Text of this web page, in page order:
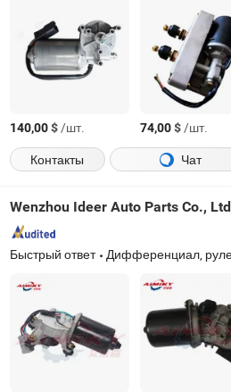
140,00$/шт. 74,00$/шт.
Контакты
Чат
Wenzhou Ideer Auto Parts Co., Ltd
Быстрый ответ Дифференциал, рулевое управление, карданный вал, пропеллерный вал, тормозной суппорт, рулевая